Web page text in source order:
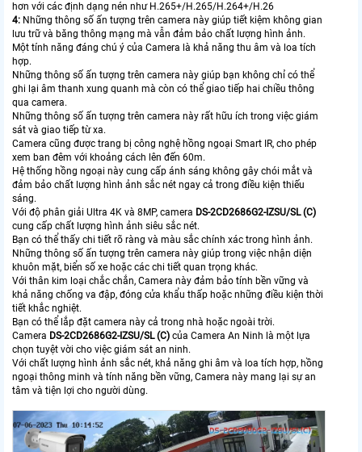
hơn với các định dạng nén như H.265+/H.265/H.264+/H.26
4: Những thông số ấn tượng trên camera này giúp tiết kiệm không gian
lưu trữ và băng thông mạng mà vẫn đảm bảo chất lượng hình ảnh.
Một tính năng đáng chú ý của Camera là khả năng thu âm và loa tích
hợp.
Những thông số ấn tượng trên camera này giúp bạn không chỉ có thể
ghi lại âm thanh xung quanh mà còn có thể giao tiếp hai chiều thông
qua camera.
Những thông số ấn tượng trên camera này rất hữu ích trong việc giám
sát và giao tiếp từ xa.
Camera cũng được trang bị công nghệ hồng ngoại Smart IR, cho phép
xem ban đêm với khoảng cách lên đến 60m.
Hệ thống hồng ngoại này cung cấp ánh sáng không gây chói mắt và
đảm bảo chất lượng hình ảnh sắc nét ngay cả trong điều kiện thiếu
sáng.
Với độ phân giải Ultra 4K và 8MP, camera DS-2CD2686G2-IZSU/SL (C)
cung cấp chất lượng hình ảnh siêu sắc nét.
Bạn có thể thấy chi tiết rõ ràng và màu sắc chính xác trong hình ảnh.
Những thông số ấn tượng trên camera này giúp trong việc nhận diện
khuôn mặt, biển số xe hoặc các chi tiết quan trọng khác.
Với thân kim loại chắc chắn, Camera này đảm bảo tính bền vững và
khả năng chống va đập, đóng cửa khẩu thấp hoặc những điều kiện thời
tiết khắc nghiệt.
Bạn có thể lắp đặt camera này cả trong nhà hoặc ngoài trời.
Camera DS-2CD2686G2-IZSU/SL (C) của Camera An Ninh là một lựa
chọn tuyệt vời cho việc giám sát an ninh.
Với chất lượng hình ảnh sắc nét, khả năng ghi âm và loa tích hợp, hồng
ngoại thông minh và tính năng bền vững, Camera này mang lại sự an
tâm và tiện lợi cho người dùng.